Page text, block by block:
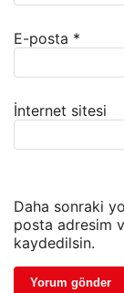
E-posta *
İnternet sitesi
Daha sonraki
posta adresim
kaydedilsin.